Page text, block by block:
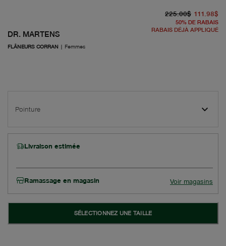
DR. MARTENS
FLÂNEURS CORRAN | Femmes
225.00$ 111.98$
50% DE RABAIS
RABAIS DÉJÀ APPLIQUÉ
Pointure
Livraison estimée
Ramassage en magasin Voir magasins
SÉLECTIONNEZ UNE TAILLE